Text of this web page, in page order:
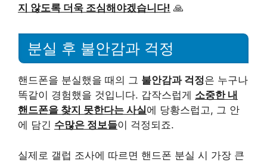
지 않도록 더욱 조심해야겠습니다! 🙏
분실 후 불안감과 걱정
핸드폰을 분실했을 때의 그 불안감과 걱정은 누구나
똑같이 경험했을 것입니다. 갑작스럽게 소중한 내
핸드폰을 찾지 못한다는 사실에 당황스럽고, 그 안
에 담긴 수많은 정보들이 걱정되죠.
실제로 갤럽 조사에 따르면 핸드폰 분실 시 가장 큰